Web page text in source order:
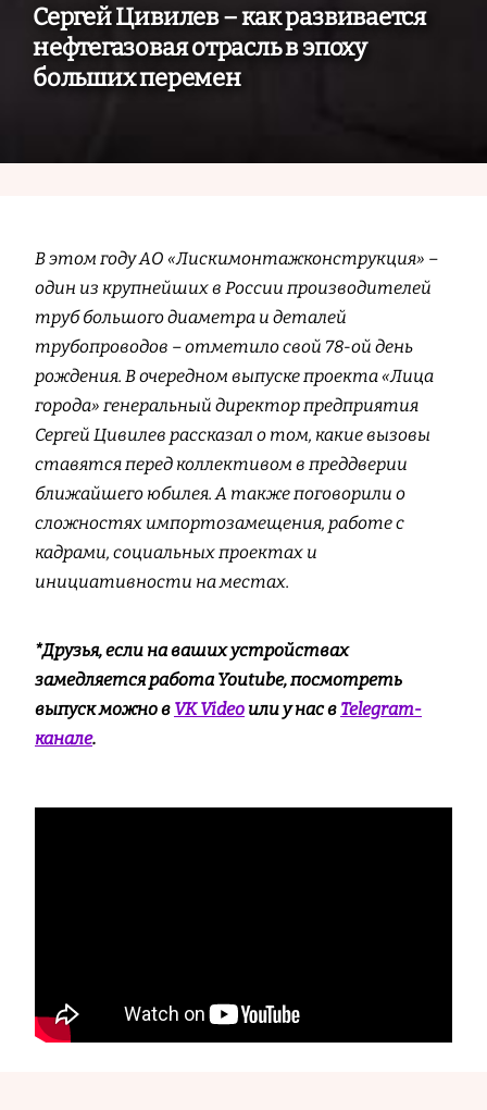
Сергей Цивилев – как развивается
нефтегазовая отрасль в эпоху
больших перемен
В этом году АО «Лискимонтажконструкция» –
один из крупнейших в России производителей
труб большого диаметра и деталей
трубопроводов – отметило свой 78-ой день
рождения. В очередном выпуске проекта «Лица
города» генеральный директор предприятия
Сергей Цивилев рассказал о том, какие вызовы
ставятся перед коллективом в преддверии
ближайшего юбилея. А также поговорили о
сложностях импортозамещения, работе с
кадрами, социальных проектах и
инициативности на местах.
*Друзья, если на ваших устройствах
замедляется работа Youtube, посмотреть
выпуск можно в VK Video или у нас в Telegram-
канале.